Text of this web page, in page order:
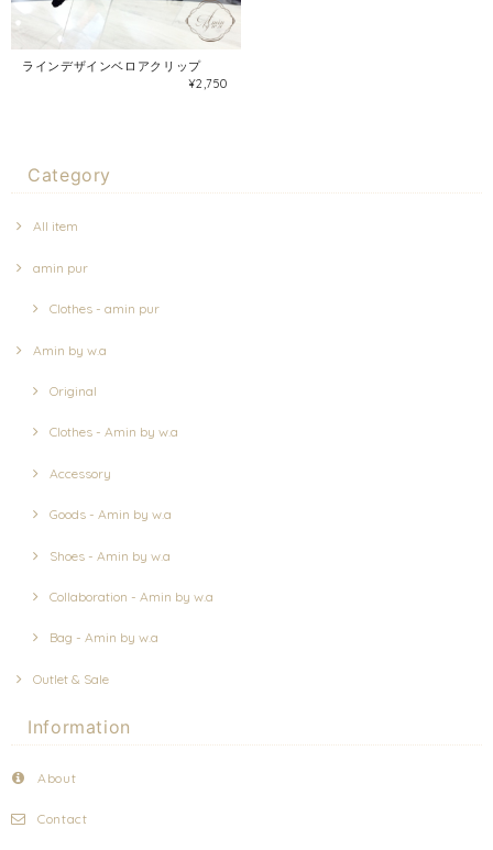
ラインデザインベロアクリップ
¥2,750
Category
All item
amin pur
Clothes - amin pur
Amin by w.a
Original
Clothes - Amin by w.a
Accessory
Goods - Amin by w.a
Shoes - Amin by w.a
Collaboration - Amin by w.a
Bag - Amin by w.a
Outlet & Sale
Information
About
Contact